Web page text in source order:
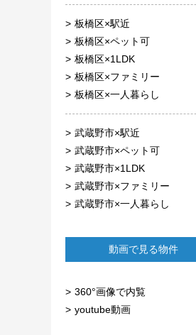
板橋区×駅近
板橋区×ペット可
板橋区×1LDK
板橋区×ファミリー
板橋区×一人暮らし
武蔵野市×駅近
武蔵野市×ペット可
武蔵野市×1LDK
武蔵野市×ファミリー
武蔵野市×一人暮らし
動画で見る物件
360°画像で内覧
youtube動画